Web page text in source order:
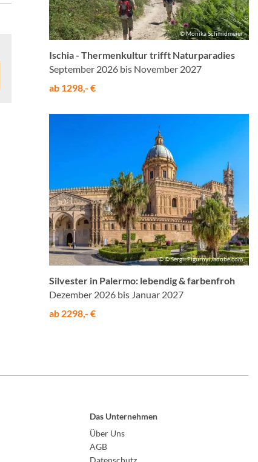
© Monika Schmidmeier
Ischia - Thermenkultur trifft Naturparadies
September 2026 bis November 2027
ab 1298,- €
© © Sergii Figurnyi /adobe.com
Silvester in Palermo: lebendig & farbenfroh
Dezember 2026 bis Januar 2027
ab 2298,- €
Das Unternehmen
Über Uns
AGB